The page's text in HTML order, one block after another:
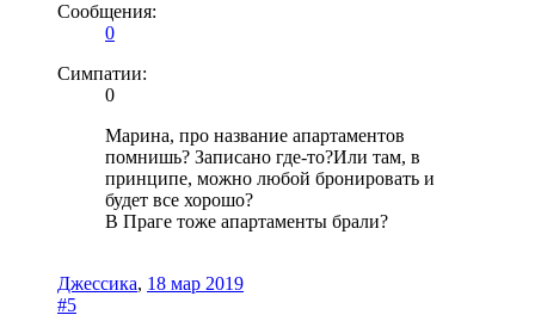
Сообщения:
0
Симпатии:
0
Марина, про название апартаментов
помнишь? Записано где-то?Или там, в
принципе, можно любой бронировать и
будет все хорошо?
В Праге тоже апартаменты брали?
Джессика, 18 мар 2019
#5